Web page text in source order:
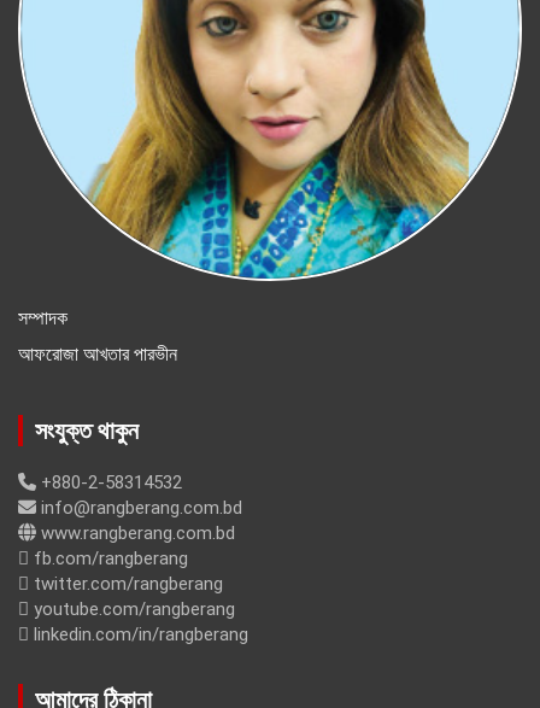
সম্পাদক
আফরোজা আখতার পারভীন
সংযুক্ত থাকুন
+880-2-58314532
info@rangberang.com.bd
www.rangberang.com.bd
fb.com/rangberang
twitter.com/rangberang
youtube.com/rangberang
linkedin.com/in/rangberang
আমাদের ঠিকানা